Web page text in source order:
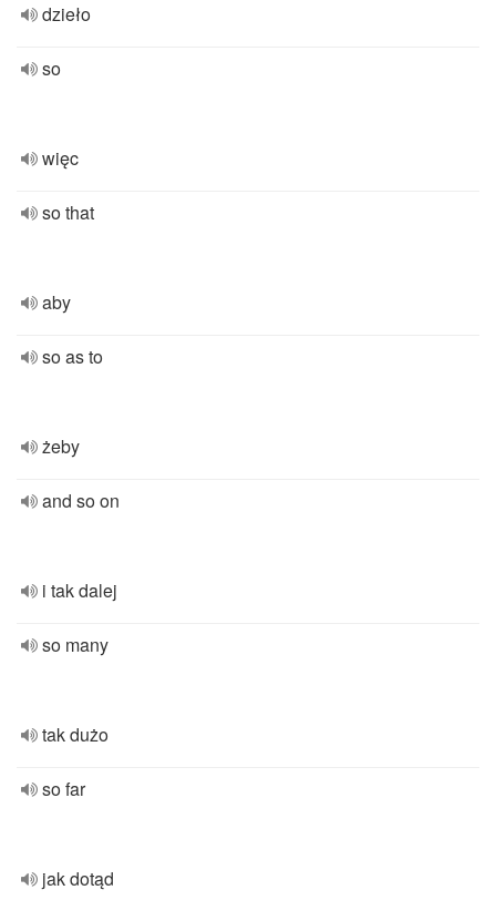
dzieło
so
więc
so that
aby
so as to
żeby
and so on
i tak dalej
so many
tak dużo
so far
jak dotąd